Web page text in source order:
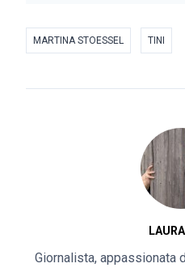
MARTINA STOESSEL TINI
Giornalista, appassionata